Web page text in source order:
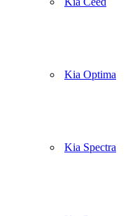
Kia Optima
Kia Spectra